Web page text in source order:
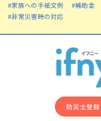
#家族への手紙文例
#補助金
#非常災害時の対応
防災⼠登